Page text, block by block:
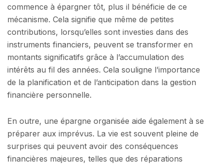
commence à épargner tôt, plus il bénéficie de ce
mécanisme. Cela signifie que même de petites
contributions, lorsqu’elles sont investies dans des
instruments financiers, peuvent se transformer en
montants significatifs grâce à l’accumulation des
intérêts au fil des années. Cela souligne l’importance
de la planification et de l’anticipation dans la gestion
financière personnelle.
En outre, une épargne organisée aide également à se
préparer aux imprévus. La vie est souvent pleine de
surprises qui peuvent avoir des conséquences
financières majeures, telles que des réparations